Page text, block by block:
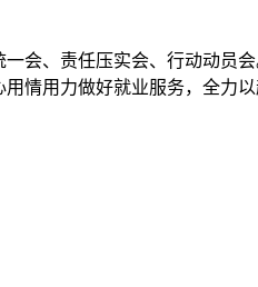
会、责任压实会、行动动员
情用力做好就业服务，全力